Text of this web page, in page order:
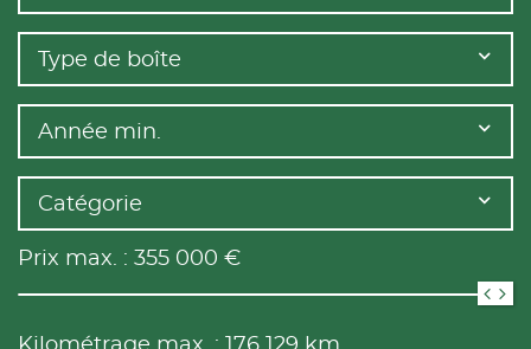
Type de boîte
Année min.
Catégorie
Prix max. : 355 000 €